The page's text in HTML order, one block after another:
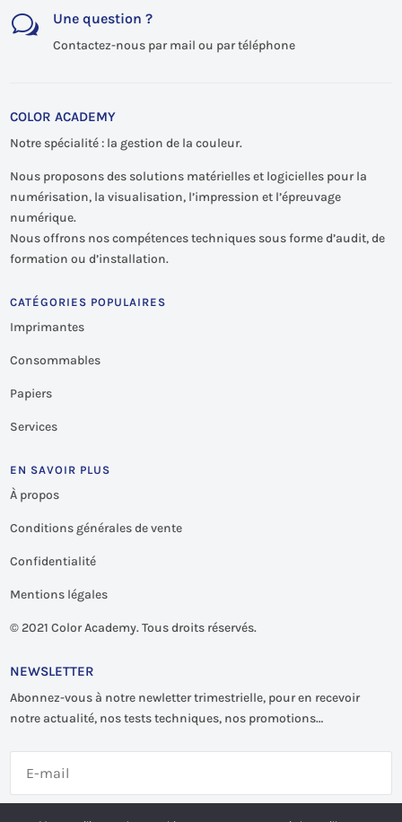
w Une question ?
Contactez-nous par mail ou par téléphone
COLOR ACADEMY
Notre spécialité : la gestion de la couleur.
Nous proposons des solutions matérielles et logicielles pour la
numérisation, la visualisation, l’impression et l’épreuvage
numérique.
Nous offrons nos compétences techniques sous forme d’audit, de
formation ou d’installation.
CATÉGORIES POPULAIRES
Imprimantes
Consommables
Papiers
Services
EN SAVOIR PLUS
À propos
Conditions générales de vente
Confidentialité
Mentions légales
© 2021 Color Academy. Tous droits réservés.
NEWSLETTER
Abonnez-vous à notre newletter trimestrielle, pour en recevoir
notre actualité, nos tests techniques, nos promotions…